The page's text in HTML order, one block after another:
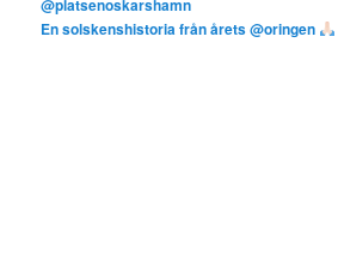
En solskenshistoria från årets @oringen